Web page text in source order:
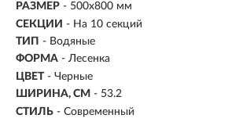
РАЗМЕР - 500х800 мм
СЕКЦИИ - На 10 секций
ТИП - Водяные
ФОРМА - Лесенка
ЦВЕТ - Черные
ШИРИНА, СМ - 53.2
СТИЛЬ - Современный